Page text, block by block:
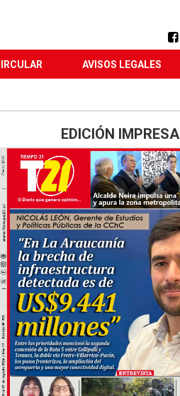
AVISOS LEGALES
EDICIÓN IMPRESA